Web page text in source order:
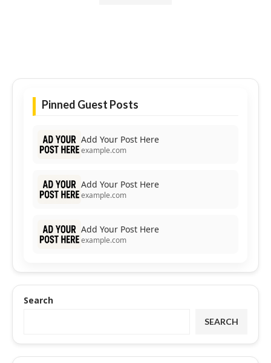
Pinned Guest Posts
Add Your Post Here
example.com
Add Your Post Here
example.com
Add Your Post Here
example.com
Search
SEARCH